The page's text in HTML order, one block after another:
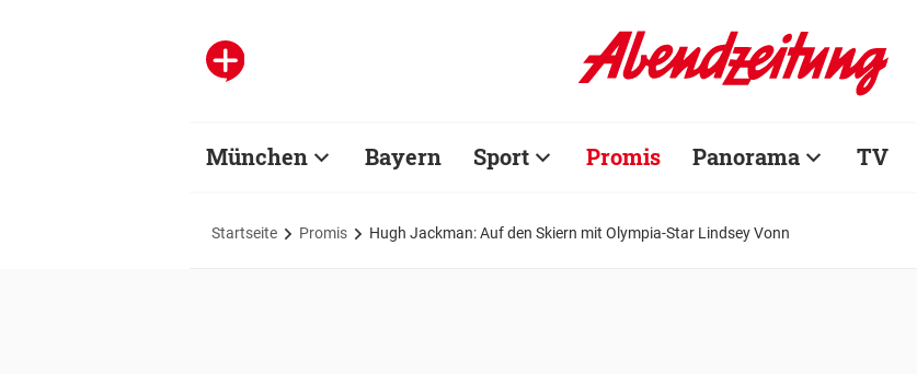
München Bayern Sport Promis Panorama TV
Startseite Promis Hugh Jackman: Auf den Skiern mit Olympia-Star Lindsey Vonn